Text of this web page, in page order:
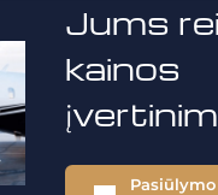
Jums
kainos
Pasiūlymo